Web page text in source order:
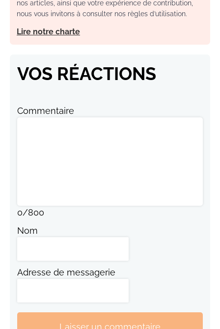
nos articles, ainsi que votre expérience de contribution,
nous vous invitons à consulter nos règles d’utilisation.
Lire notre charte
VOS RÉACTIONS
Commentaire
0/800
Nom
Adresse de messagerie
Laisser un commentaire